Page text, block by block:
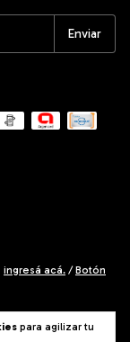
para agilizar tu
ingresá acá. / Botón